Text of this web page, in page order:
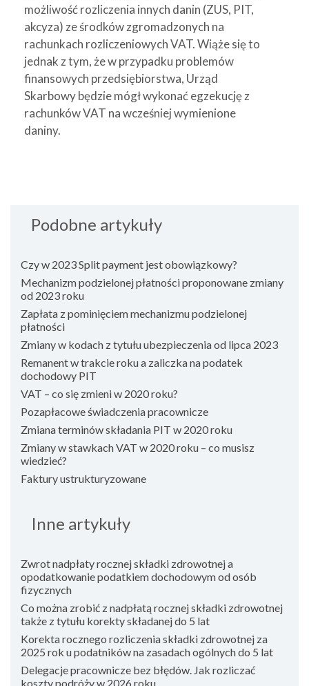
możliwość rozliczenia innych danin (ZUS, PIT,
akcyza) ze środków zgromadzonych na
rachunkach rozliczeniowych VAT. Wiąże się to
jednak z tym, że w przypadku problemów
finansowych przedsiębiorstwa, Urząd
Skarbowy będzie mógł wykonać egzekucję z
rachunków VAT na wcześniej wymienione
daniny.
Podobne artykuły
Czy w 2023 Split payment jest obowiązkowy?
Mechanizm podzielonej płatności proponowane zmiany
od 2023 roku
Zapłata z pominięciem mechanizmu podzielonej
płatności
Zmiany w kodach z tytułu ubezpieczenia od lipca 2023
Remanent w trakcie roku a zaliczka na podatek
dochodowy PIT
VAT – co się zmieni w 2020 roku?
Pozapłacowe świadczenia pracownicze
Zmiana terminów składania PIT w 2020 roku
Zmiany w stawkach VAT w 2020 roku – co musisz
wiedzieć?
Faktury ustrukturyzowane
Inne artykuły
Zwrot nadpłaty rocznej składki zdrowotnej a
opodatkowanie podatkiem dochodowym od osób
fizycznych
Co można zrobić z nadpłatą rocznej składki zdrowotnej
także z tytułu korekty składanej do 5 lat
Korekta rocznego rozliczenia składki zdrowotnej za
2025 rok u podatników na zasadach ogólnych do 5 lat
Delegacje pracownicze bez błędów. Jak rozliczać
koszty podróży w 2026 roku